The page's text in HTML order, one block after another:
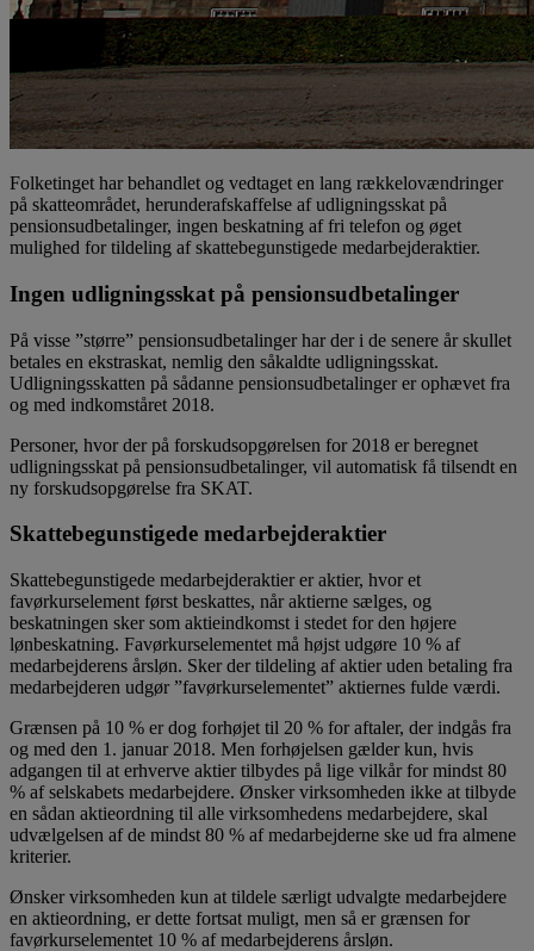
Folketinget har behandlet og vedtaget en lang rækkelovændringer
på skatteområdet, herunderafskaffelse af udligningsskat på
pensionsudbetalinger, ingen beskatning af fri telefon og øget
mulighed for tildeling af skattebegunstigede medarbejderaktier.
Ingen udligningsskat på pensionsudbetalinger
På visse ”større” pensionsudbetalinger har der i de senere år skullet
betales en ekstraskat, nemlig den såkaldte udligningsskat.
Udligningsskatten på sådanne pensionsudbetalinger er ophævet fra
og med indkomståret 2018.
Personer, hvor der på forskudsopgørelsen for 2018 er beregnet
udligningsskat på pensionsudbetalinger, vil automatisk få tilsendt en
ny forskudsopgørelse fra SKAT.
Skattebegunstigede medarbejderaktier
Skattebegunstigede medarbejderaktier er aktier, hvor et
favørkurselement først beskattes, når aktierne sælges, og
beskatningen sker som aktieindkomst i stedet for den højere
lønbeskatning. Favørkurselementet må højst udgøre 10 % af
medarbejderens årsløn. Sker der tildeling af aktier uden betaling fra
medarbejderen udgør ”favørkurselementet” aktiernes fulde værdi.
Grænsen på 10 % er dog forhøjet til 20 % for aftaler, der indgås fra
og med den 1. januar 2018. Men forhøjelsen gælder kun, hvis
adgangen til at erhverve aktier tilbydes på lige vilkår for mindst 80
% af selskabets medarbejdere. Ønsker virksomheden ikke at tilbyde
en sådan aktieordning til alle virksomhedens medarbejdere, skal
udvælgelsen af de mindst 80 % af medarbejderne ske ud fra almene
kriterier.
Ønsker virksomheden kun at tildele særligt udvalgte medarbejdere
en aktieordning, er dette fortsat muligt, men så er grænsen for
favørkurselementet 10 % af medarbejderens årsløn.